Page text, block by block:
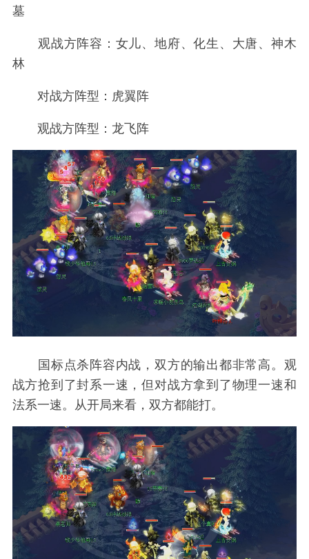
墓
观战方阵容：女儿、地府、化生、大唐、神木
林
对战方阵型：虎翼阵
观战方阵型：龙飞阵
国标点杀阵容内战，双方的输出都非常高。观
战方抢到了封系一速，但对战方拿到了物理一速和
法系一速。从开局来看，双方都能打。